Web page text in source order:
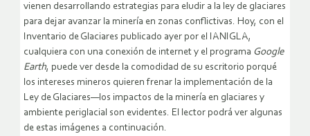
vienen desarrollando estrategias para eludir a la ley de glaciares
para dejar avanzar la minería en zonas conflictivas. Hoy, con el
Inventario de Glaciares publicado ayer por el IANIGLA,
cualquiera con una conexión de internet y el programa Google
Earth, puede ver desde la comodidad de su escritorio porqué
los intereses mineros quieren frenar la implementación de la
Ley de Glaciares—los impactos de la minería en glaciares y
ambiente periglacial son evidentes. El lector podrá ver algunas
de estas imágenes a continuación.